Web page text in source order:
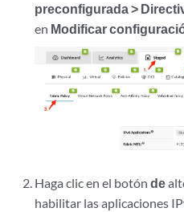
preconfigurada >
en Modificar
Haga clic en el botónde
habilitar las aplicaciones